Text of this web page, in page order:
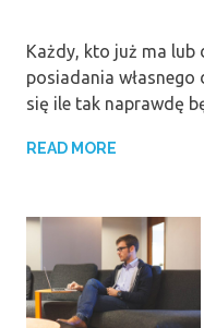
Każdy, kto już ma lub
posiadania
się ile tak naprawdę
READ MORE